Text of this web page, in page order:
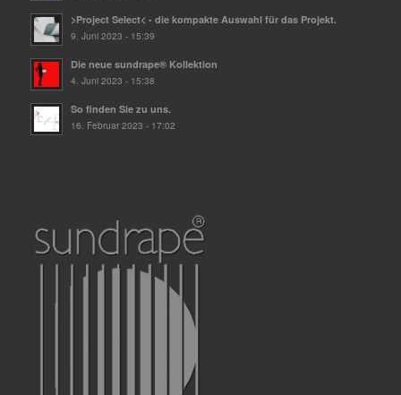
>Project Select< - die kompakte Auswahl für das Projekt.
9. Juni 2023 - 15:39
Die neue sundrape® Kollektion
4. Juni 2023 - 15:38
So finden Sie zu uns.
16. Februar 2023 - 17:02